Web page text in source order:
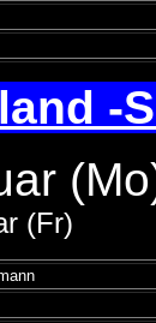
-
(Fr)